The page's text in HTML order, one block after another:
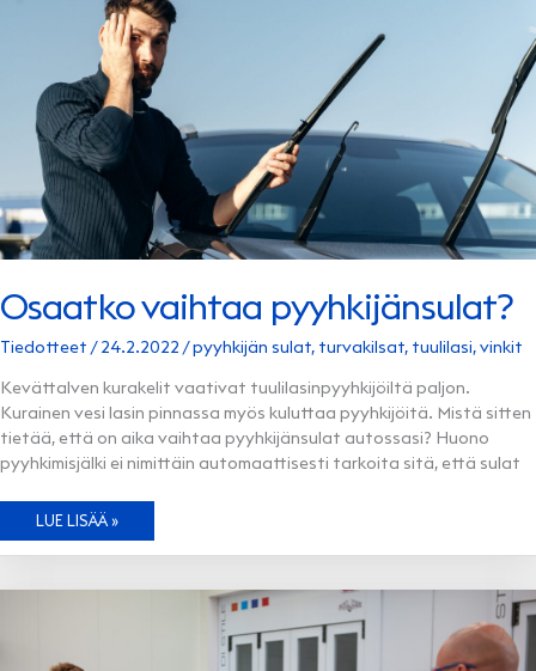
Osaatko vaihtaa pyyhkijänsulat?
Tiedotteet /24.2.2022 /pyyhkijän sulat, turvakilsat, tuulilasi,vinkit
Kevättalven kurakelit vaativat tuulilasinpyyhkijöiltä paljon.
Kurainen vesi lasin pinnassa myös kuluttaa pyyhkijöitä. Mistä sitten
tietää, että on aika vaihtaa pyyhkijänsulat autossasi? Huono
pyyhkimisjälki ei nimittäin automaattisesti tarkoita sitä, että sulat
OSAATKO
PYYHKIJÄNSULAT?
LUE LISÄÄ »